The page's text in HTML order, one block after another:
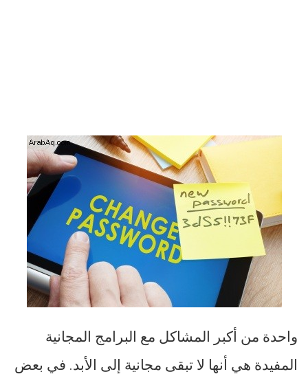
واحدة من أكبر المشاكل مع البرامج المجانية
المفيدة هي أنها لا تبقى مجانية إلى الأبد. في بعض